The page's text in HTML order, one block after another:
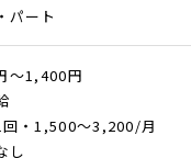
パート
～1,400円
・1,500～3,200/月
し